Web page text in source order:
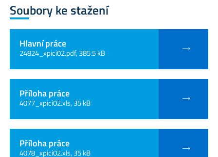
Soubory ke stažení
Hlavní práce
24824_xpici02.pdf, 385.5 kB
Příloha práce
4077_xpici02.xls, 35 kB
Příloha práce
4078_xpici02.xls, 35 kB